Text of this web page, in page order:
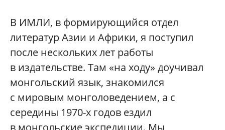
В ИМЛИ, в формирующийся отдел
литератур Азии и Африки, я поступил
после нескольких лет работы
в издательстве. Там «на ходу» доучивал
монгольский язык, знакомился
с мировым монголоведением, а с
середины 1970-х годов ездил